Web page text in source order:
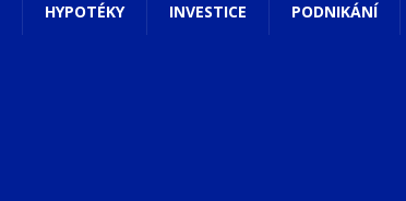
HYPOTÉKY INVESTICE PODNIKÁNÍ